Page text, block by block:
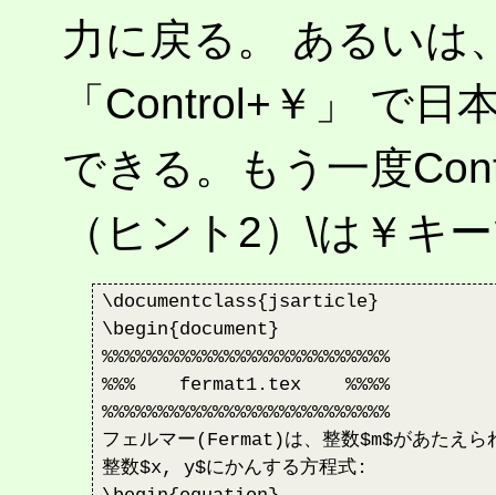
力に戻る。 あるいは
「Control+￥」 で日
できる。もう一度
（ヒント2）\は￥キ
\documentclass{jsarticle}
\begin{document}
%%%%%%%%%%%%%%%%%%%%%%%%%%
%%%    fermat1.tex    %%%%
%%%%%%%%%%%%%%%%%%%%%%%%%%
フェルマー(Fermat)は、整数$m$があたえら
整数$x, y$にかんする方程式: